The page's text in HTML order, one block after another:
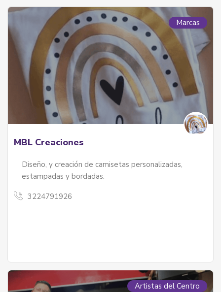
Marcas
MBL Creaciones
Diseño, y creación de camisetas personalizadas,
estampadas y bordadas.
3224791926
Artistas del Centro